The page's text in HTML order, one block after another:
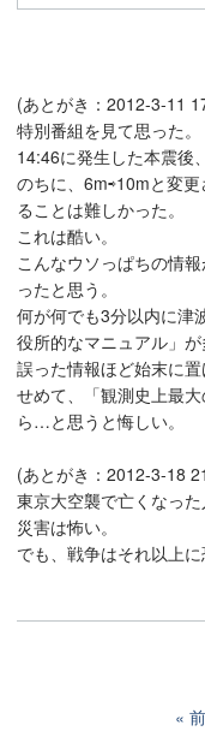
(あとがき：2012-3-11
特別番組を見て思った。
14:46に発生した本震後
のちに、6m⇨10mと変
ることは難しかった。
これは酷い。
こんなウソっぱちの情
ったと思う。
何が何でも3分以内に津
役所的なマニュアル」が
誤った情報ほど始末に置
せめて、「観測史上最
ら…と思うと悔しい。
(あとがき：2012-3-18
東京大空襲で亡くなった
災害は怖い。
でも、戦争はそれ以上に